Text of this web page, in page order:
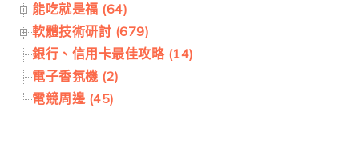
能吃就是福 (64)
軟體技術研討 (679)
銀行、信用卡最佳攻略 (14)
電子香氛機 (2)
電競周邊 (45)